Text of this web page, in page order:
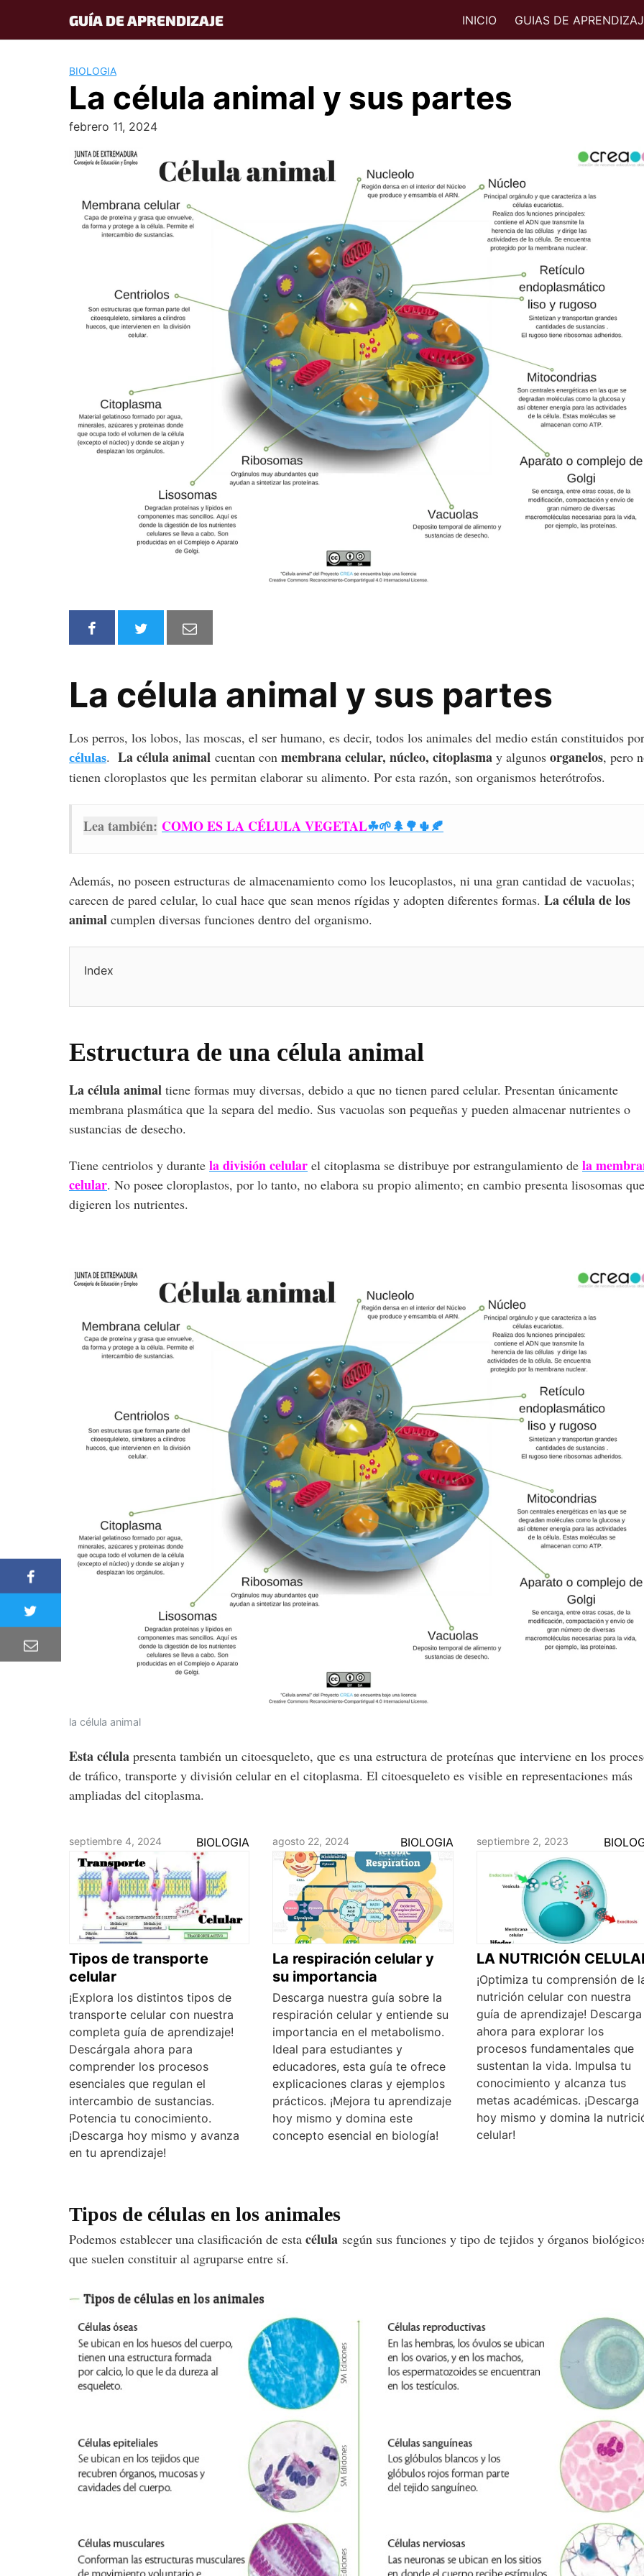
content
GUÍA DE APRENDIZAJE INICIO GUIAS DE
BIOLOGIA
La célula animal y sus partes
febrero 11, 2024
La célula animal y sus partes
Los perros, los lobos, las moscas, el ser humano, es decir, todos los animales del medio están constituidos por
células. La célula animal cuentan con membrana celular, núcleo, citoplasma y algunos organelos, pero
tienen cloroplastos que les permitan elaborar su alimento. Por esta razón, son organismos heterótrofos.
Lea también: COMO ES LA CÉLULA VEGETAL☘🌱🌲🌳🌵🍂
Además, no poseen estructuras de almacenamiento como los leucoplastos, ni una gran cantidad de vacuolas;
carecen de pared celular, lo cual hace que sean menos rígidas y adopten diferentes formas. La célula de los
animal cumplen diversas funciones dentro del organismo.
Index
Estructura de una célula animal
La célula animal tiene formas muy diversas, debido a que no tienen pared celular. Presentan únicamente
membrana plasmática que la separa del medio. Sus vacuolas son pequeñas y pueden almacenar nutrientes o
sustancias de desecho.
Tiene centriolos y durante la división celular el citoplasma se distribuye por estrangulamiento de la
celular. No posee cloroplastos, por lo tanto, no elabora su propio alimento; en cambio presenta lisosomas que
digieren los nutrientes.
la célula animal
Esta célula presenta también un citoesqueleto, que es una estructura de proteínas que interviene en los
de tráfico, transporte y división celular en el citoplasma. El citoesqueleto es visible en representaciones más
ampliadas del citoplasma.
septiembre 4, 2024 BIOLOGIA
Tipos de transporte
celular
¡Explora los distintos tipos de
transporte celular con nuestra
completa guía de aprendizaje!
Descárgala ahora para
comprender los procesos
esenciales que regulan el
intercambio de sustancias.
Potencia tu conocimiento.
¡Descarga hoy mismo y avanza
en tu aprendizaje!
agosto 22, 2024 BIOLOGIA
La respiración celular y
su importancia
Descarga nuestra guía sobre la
respiración celular y entiende su
importancia en el metabolismo.
Ideal para estudiantes y
educadores, esta guía te ofrece
explicaciones claras y ejemplos
prácticos. ¡Mejora tu aprendizaje
hoy mismo y domina este
concepto esencial en biología!
septiembre 2, 2023
LA NUTRICIÓN
¡Optimiza tu comprensión de
nutrición celular con nuestra
guía de aprendizaje! Descarga
ahora para explorar los
procesos fundamentales que
sustentan la vida. Impulsa tu
conocimiento y alcanza tus
metas académicas. ¡Descarga
hoy mismo y domina la
celular!
Tipos de células en los animales
Podemos establecer una clasificación de esta célula según sus funciones y tipo de tejidos y órganos
que suelen constituir al agruparse entre sí.